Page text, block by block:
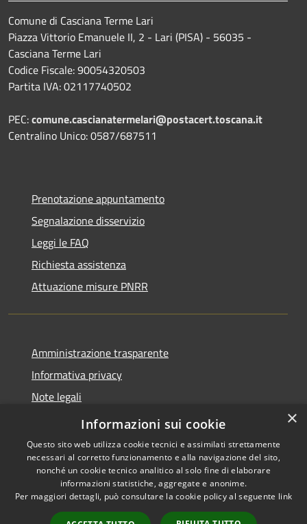
Comune di Casciana Terme Lari
Piazza Vittorio Emanuele II, 2 - Lari (PISA) - 56035 -
Casciana Terme Lari
Codice Fiscale: 90054320503
Partita IVA: 02117740502
PEC:comune.cascianatermelari@postacert.toscana.it
Centralino Unico: 0587/687511
Prenotazione appuntamento
Segnalazione disservizio
Leggi le FAQ
Richiesta assistenza
Attuazione misure PNRR
Amministrazione trasparente
Informativa privacy
Note legali
Dichiarazione di accessibilità
Accessibilità
Copyright © 2026 • Comune di
Casciana Terme Lari • Powered
byMunicipium Accesso
×
Informazioni sui cookie
Questo sito web utilizza cookie tecnici e assimilati strettamente
necessari al corretto funzionamento e alla navigazione del sito,
nonché un cookie tecnico analitico al solo fine di elaborare
informazioni statistiche, aggregate e anonime.
Per maggiori dettagli, può consultare la cookie policy al seguente link